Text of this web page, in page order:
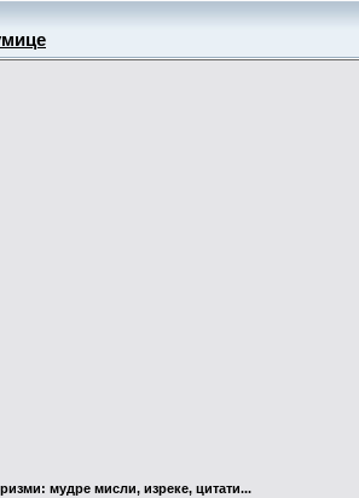
мудре мисли, изреке, цитати...